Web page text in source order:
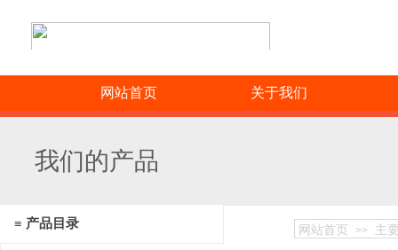
网站首页 关于我们
我们的产品
≡ 产品目录 网站首页 >> 主